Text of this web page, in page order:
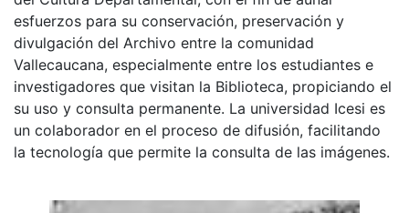
esfuerzos para su conservación, preservación y
divulgación del Archivo entre la comunidad
Vallecaucana, especialmente entre los estudiantes e
investigadores que visitan la Biblioteca, propiciando el
su uso y consulta permanente. La universidad Icesi es
un colaborador en el proceso de difusión, facilitando
la tecnología que permite la consulta de las imágenes.